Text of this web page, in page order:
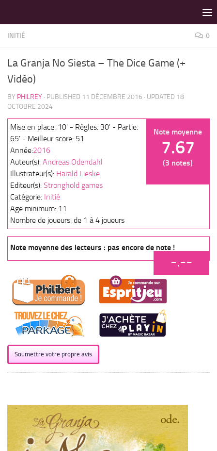
INITIÉ 0
La Granja No Siesta – The Dice Game (+
Vidéo)
BY PHILREY · PUBLISHED 11 DÉCEMBRE 2016 · UPDATED 18
OCTOBRE 2024
Note moyenne
7.67
(3 notes)
Mise en place: 10' - Règles: 30' - Partie:
65' - Meilleur score: 51
Année:2016
Auteur(s): Andreas Odendahl
Illustrateur(s): Harald Lieske
Editeur(s): Stronghold games
Catégorie: Initié
Age minimum: 11
Nombre de joueurs: de 1 à 4 joueurs
Note moyenne des lecteurs : pas encore de note !
-.--
Soumettre votre propre avis